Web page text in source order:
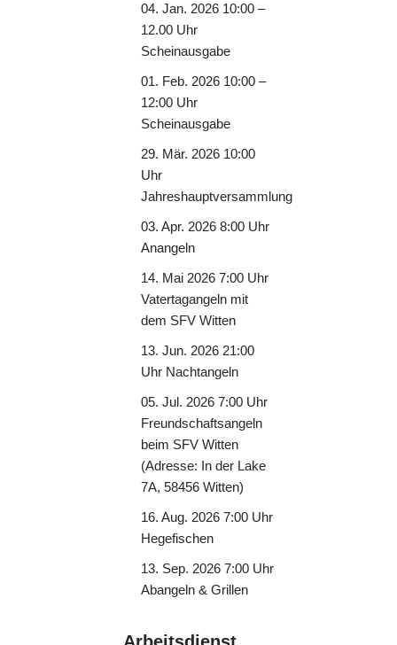
04. Jan. 2026 10:00 –
12.00 Uhr
Scheinausgabe
01. Feb. 2026 10:00 –
12:00 Uhr
Scheinausgabe
29. Mär. 2026 10:00
Uhr
Jahreshauptversammlung
03. Apr. 2026 8:00 Uhr
Anangeln
14. Mai 2026 7:00 Uhr
Vatertagangeln mit
dem SFV Witten
13. Jun. 2026 21:00
Uhr Nachtangeln
05. Jul. 2026 7:00 Uhr
Freundschaftsangeln
beim SFV Witten
(Adresse: In der Lake
7A, 58456 Witten)
16. Aug. 2026 7:00 Uhr
Hegefischen
13. Sep. 2026 7:00 Uhr
Abangeln & Grillen